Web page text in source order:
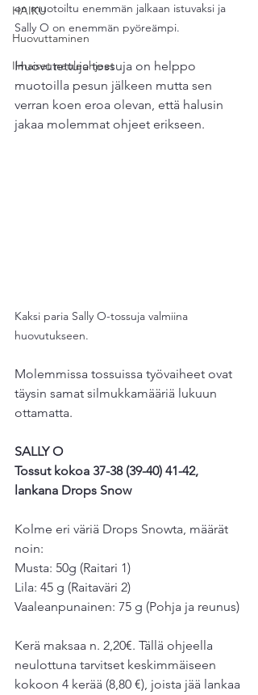
HAIKU
Huovuttaminen
Ilmaiset neuleohjeet
on muotoiltu enemmän jalkaan istuvaksi ja
Sally O on enemmän pyöreämpi.
Huovutettuja tossuja on helppo
muotoilla pesun jälkeen mutta sen
verran koen eroa olevan, että halusin
jakaa molemmat ohjeet erikseen.
Kaksi paria Sally O-tossuja valmiina
huovutukseen.
Molemmissa tossuissa työvaiheet ovat
täysin samat silmukkamääriä lukuun
ottamatta.
SALLY O
Tossut kokoa 37-38 (39-40) 41-42,
lankana Drops Snow
Kolme eri väriä Drops Snowta, määrät
noin:
Musta: 50g (Raitari 1)
Lila: 45 g (Raitaväri 2)
Vaaleanpunainen: 75 g (Pohja ja reunus)
Kerä maksaa n. 2,20€. Tällä ohjeella
neulottuna tarvitset keskimmäiseen
kokoon 4 kerää (8,80 €), joista jää lankaa